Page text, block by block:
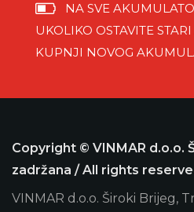
NA SVE
UKOLIKO OSTAVITE
KUPNJI NOVOG
Copyright © VINMAR d.o.o.
zadržana / All rights
VINMAR d.o.o. Široki Brijeg,